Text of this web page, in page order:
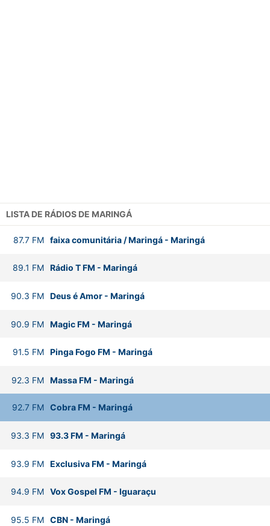
LISTA DE RÁDIOS DE MARINGÁ
87.7 FM faixa comunitária / Maringá- Maringá
89.1 FM Rádio T FM - Maringá
90.3 FM Deus é Amor- Maringá
90.9 FM Magic FM - Maringá
91.5 FM Pinga Fogo FM - Maringá
92.3 FM Massa FM - Maringá
92.7 FM Cobra FM - Maringá
93.3 FM 93.3 FM - Maringá
93.9 FM Exclusiva FM - Maringá
94.9 FM Vox Gospel FM - Iguaraçu
95.5 FM CBN- Maringá